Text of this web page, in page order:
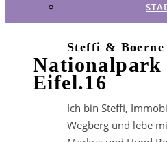
Nationalpark
Eifel.16
Steffi & Boerne
Ich bin Steffi,
Wegberg und lebe